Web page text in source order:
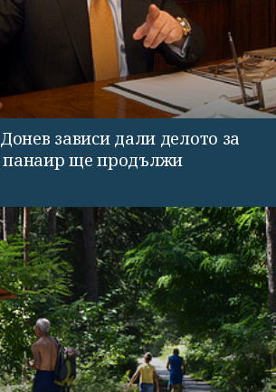
зависи дали делото за
панаир ще продължи